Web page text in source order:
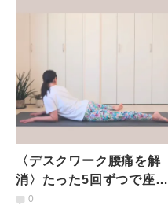
〈デスクワーク腰痛を解
消〉たった5回ずつで座り
っぱなしの腰痛に効く
0